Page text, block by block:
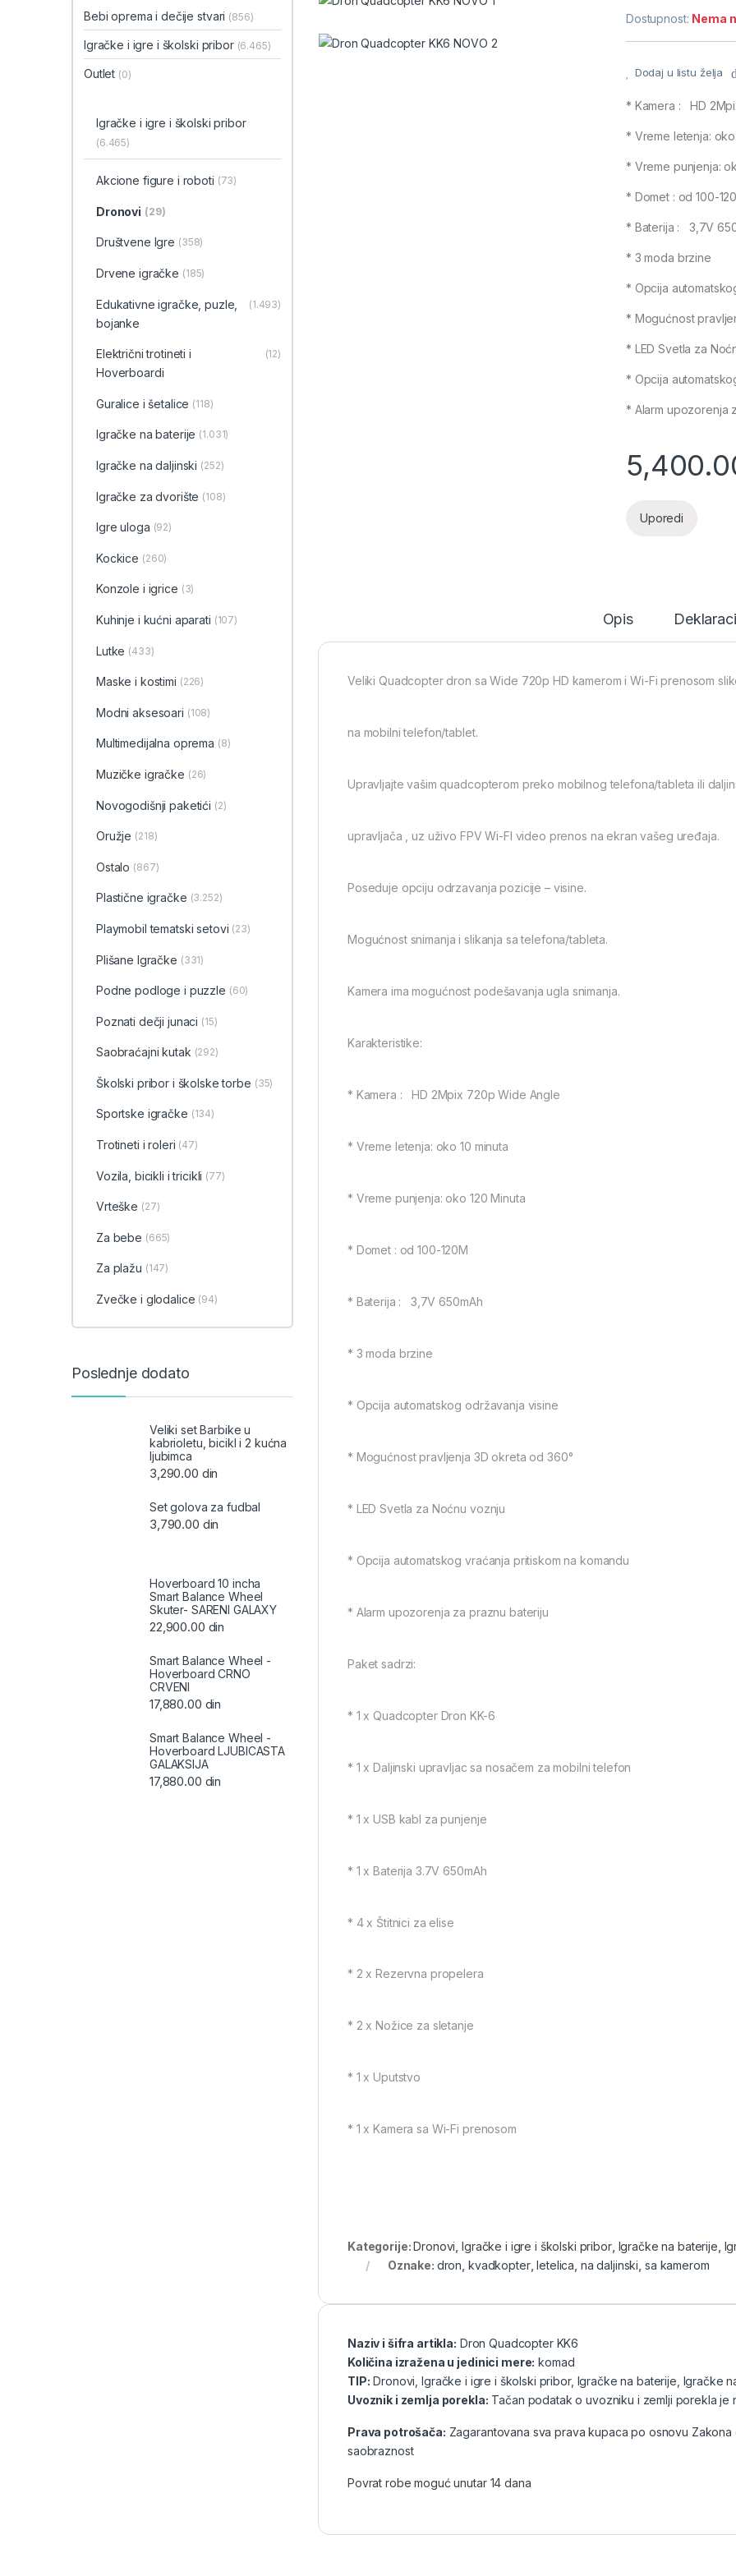
Dostupnost: Nema
Dodaj u listu želja
* Kamera : HD
* Vreme letenja: oko
* Vreme punjenja:
* Domet : od 100-
* Baterija : 3,7V
* 3 moda brzine
* Opcija
* Mogućnost
* LED Svetla za
* Opcija
* Alarm upozorenja
Uporedi
Opis
Veliki Quadcopter dron sa Wide 720p HD kamerom i Wi-Fi prenosom
na mobilni telefon/tablet.
Upravljajte vašim quadcopterom preko mobilnog telefona/tableta ili
upravljača , uz uživo FPV Wi-FI video prenos na ekran vašeg uređaja.
Poseduje opciju odrzavanja pozicije – visine.
Mogućnost snimanja i slikanja sa telefona/tableta.
Kamera ima mogućnost podešavanja ugla snimanja.
Karakteristike:
* Kamera : HD 2Mpix 720p Wide Angle
* Vreme letenja: oko 10 minuta
* Vreme punjenja: oko 120 Minuta
* Domet : od 100-120M
* Baterija : 3,7V 650mAh
* 3 moda brzine
* Opcija automatskog održavanja visine
* Mogućnost pravljenja 3D okreta od 360°
* LED Svetla za Noćnu voznju
* Opcija automatskog vraćanja pritiskom na komandu
* Alarm upozorenja za praznu bateriju
Paket sadrzi:
* 1 x Quadcopter Dron KK-6
* 1 x Daljinski upravljac sa nosačem za mobilni telefon
* 1 x USB kabl za punjenje
* 1 x Baterija 3.7V 650mAh
* 4 x Štitnici za elise
* 2 x Rezervna propelera
* 2 x Nožice za sletanje
* 1 x Uputstvo
* 1 x Kamera sa Wi-Fi prenosom
Kategorije:Dronovi,Igračke i igre i školski pribor, Igračke na baterije,
Oznake: dron, kvadkopter,letelica, na daljinski, sa kamerom
Naziv i šifra artikla: Dron Quadcopter KK6
Količina izražena u jedinici mere: komad
TIP: Dronovi,Igračke i igre i školski pribor, Igračke na baterije, Igračke
Uvoznik i zemlja porekla: Tačan podatak o uvozniku i zemlji porekla
Prava potrošača: Zagarantovana sva prava kupaca po osnovu
saobraznost
Povrat robe moguć unutar 14 dana
Bebi oprema i dečije stvari (856)
Igračke i igre i školski pribor (6.465)
Outlet (0)
Igračke i igre i školski pribor
(6.465)
Akcione figure i roboti (73)
Dronovi (29)
Društvene Igre (358)
Drvene igračke (185)
Edukativne igračke, puzle,
bojanke
(1.493)
Električni trotineti i
Hoverboardi
(12)
Guralice i šetalice (118)
Igračke na baterije (1.031)
Igračke na daljinski (252)
‎Igračke za dvorište (108)
Igre uloga (92)
Kockice (260)
Konzole i igrice (3)
Kuhinje i kućni aparati (107)
Lutke (433)
Maske i kostimi (226)
Modni aksesoari (108)
Multimedijalna oprema (8)
Muzičke igračke (26)
Novogodišnji paketići (2)
Oružje (218)
Ostalo (867)
Plastične igračke (3.252)
Playmobil tematski setovi (23)
Plišane Igračke (331)
Podne podloge i puzzle (60)
Poznati dečji junaci (15)
Saobraćajni kutak (292)
Školski pribor i školske torbe (35)
Sportske igračke (134)
Trotineti i roleri (47)
Vozila, bicikli i tricikli (77)
Vrteške (27)
Za bebe (665)
Za plažu (147)
Zvečke i glodalice (94)
Poslednje dodato
Veliki set Barbike u
kabrioletu, bicikl i 2 kućna
ljubimca
3,290.00 din
Set golova za fudbal
3,790.00 din
Hoverboard 10 incha
Smart Balance Wheel
Skuter- SARENI GALAXY
22,900.00 din
Smart Balance Wheel -
Hoverboard CRNO
CRVENI
17,880.00 din
Smart Balance Wheel -
Hoverboard LJUBICASTA
GALAKSIJA
17,880.00 din